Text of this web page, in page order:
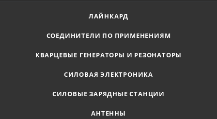
ЛАЙНКАРД
СОЕДИНИТЕЛИ ПО ПРИМЕНЕНИЯМ
КВАРЦЕВЫЕ ГЕНЕРАТОРЫ И РЕЗОНАТОРЫ
СИЛОВАЯ ЭЛЕКТРОНИКА
СИЛОВЫЕ ЗАРЯДНЫЕ СТАНЦИИ
АНТЕННЫ